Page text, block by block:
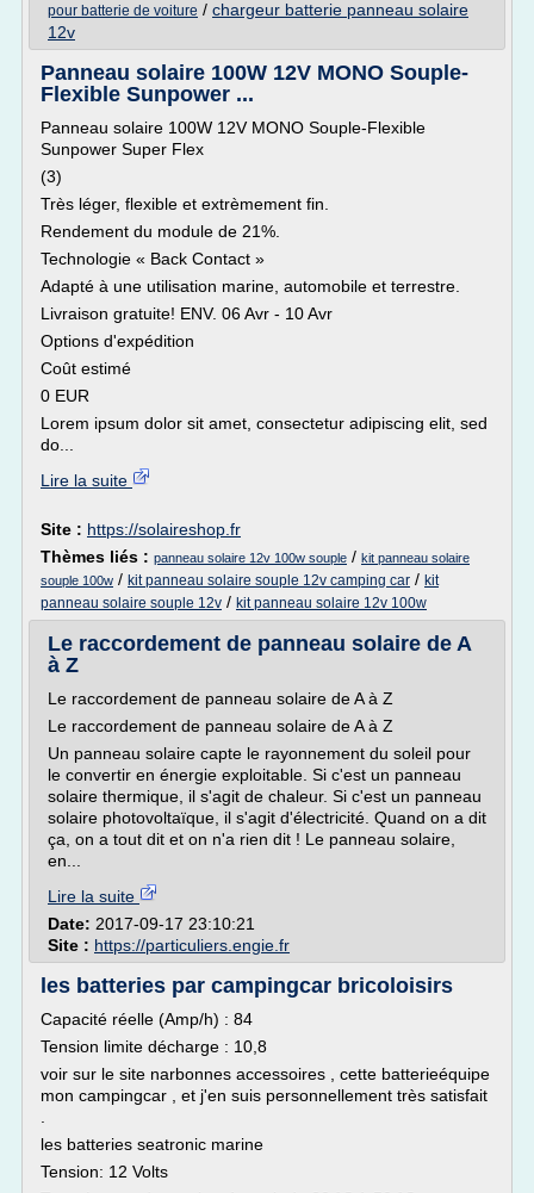
pour batterie de voiture / chargeur batterie panneau solaire
12v
Panneau solaire 100W 12V MONO Souple-
Flexible Sunpower ...
Panneau solaire 100W 12V MONO Souple-Flexible
Sunpower Super Flex
(3)
Très léger, flexible et extrèmement fin.
Rendement du module de 21%.
Technologie « Back Contact »
Adapté à une utilisation marine, automobile et terrestre.
Livraison gratuite! ENV. 06 Avr - 10 Avr
Options d'expédition
Coût estimé
0 EUR
Lorem ipsum dolor sit amet, consectetur adipiscing elit, sed
do...
Lire la suite
Site : https://solaireshop.fr
Thèmes liés : panneau solaire 12v 100w souple / kit panneau solaire
souple 100w / kit panneau solaire souple 12v camping car / kit
panneau solaire souple 12v / kit panneau solaire 12v 100w
Le raccordement de panneau solaire de A
à Z
Le raccordement de panneau solaire de A à Z
Le raccordement de panneau solaire de A à Z
Un panneau solaire capte le rayonnement du soleil pour
le convertir en énergie exploitable. Si c'est un panneau
solaire thermique, il s'agit de chaleur. Si c'est un panneau
solaire photovoltaïque, il s'agit d'électricité. Quand on a dit
ça, on a tout dit et on n'a rien dit ! Le panneau solaire,
en...
Lire la suite
Date: 2017-09-17 23:10:21
Site : https://particuliers.engie.fr
les batteries par campingcar bricoloisirs
Capacité réelle (Amp/h) : 84
Tension limite décharge : 10,8
voir sur le site narbonnes accessoires , cette batterieéquipe
mon campingcar , et j'en suis personnellement très satisfait
les batteries seatronic marine
Tension: 12 Volts